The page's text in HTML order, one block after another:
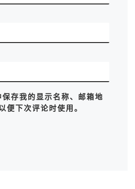
存我的显示名称、邮箱地
便下次评论时使用。